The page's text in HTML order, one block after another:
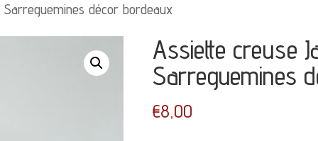
décor bordeaux
Assiette creuse
Sarreguemines
€8,00